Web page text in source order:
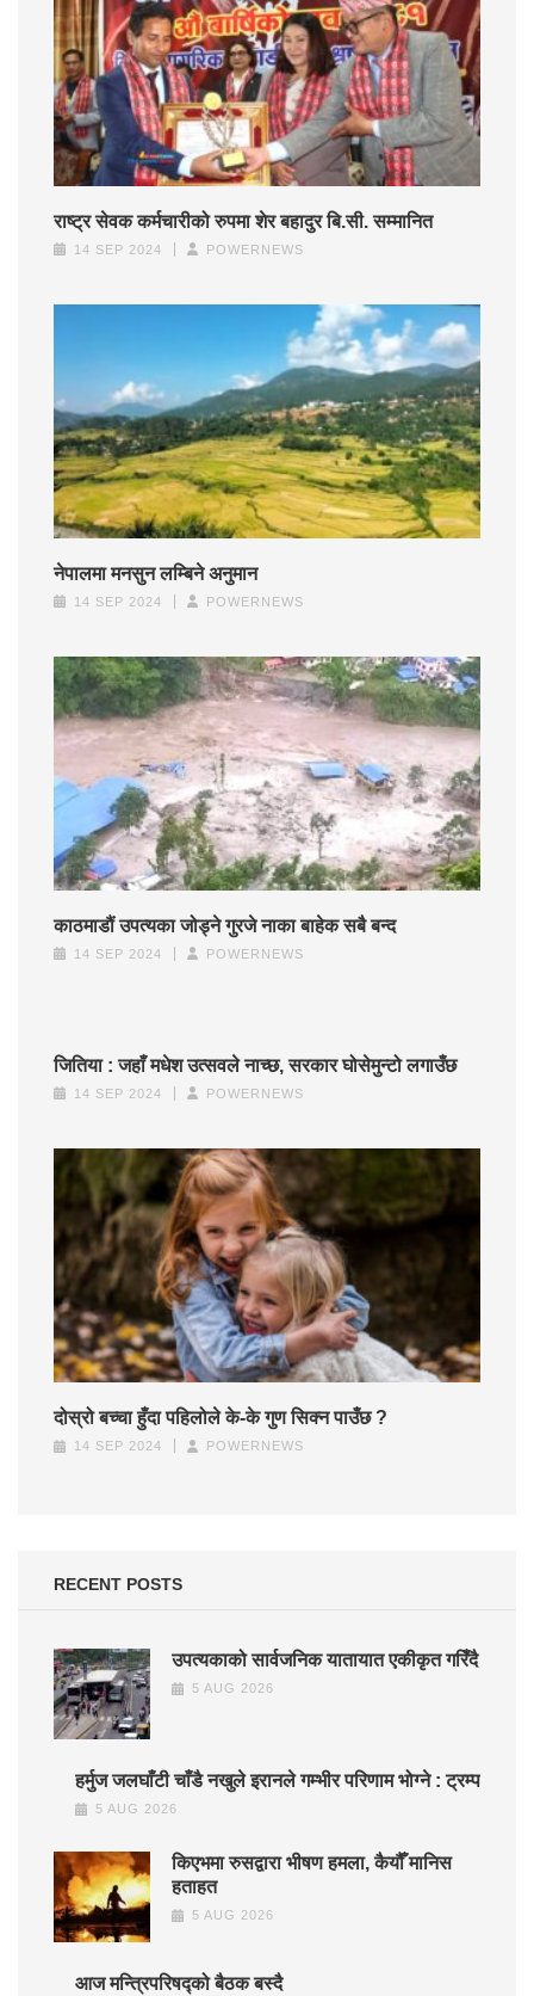
राष्ट्र सेवक कर्मचारीको रुपमा शेर बहादुर बि.सी. सम्मानित
14 SEP 2024 POWERNEWS
नेपालमा मनसुन लम्बिने अनुमान
14 SEP 2024 POWERNEWS
काठमाडौं उपत्यका जोड्ने गुरजे नाका बाहेक सबै बन्द
14 SEP 2024 POWERNEWS
जितिया : जहाँ मधेश उत्सवले नाच्छ, सरकार घोसेमुन्टो लगाउँछ
14 SEP 2024 POWERNEWS
दोस्रो बच्चा हुँदा पहिलोले के-के गुण सिक्न पाउँछ ?
14 SEP 2024 POWERNEWS
RECENT POSTS
उपत्यकाको सार्वजनिक यातायात एकीकृत गरिँदै
5 AUG 2026
हर्मुज जलघाँटी चाँडै नखुले इरानले गम्भीर परिणाम भोग्ने : ट्रम्प
5 AUG 2026
किएभमा रुसद्वारा भीषण हमला, कैयौँ मानिस
हताहत
5 AUG 2026
आज मन्त्रिपरिषद्को बैठक बस्दै